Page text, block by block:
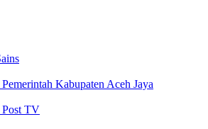
Kabupaten Aceh Jaya
Post TV